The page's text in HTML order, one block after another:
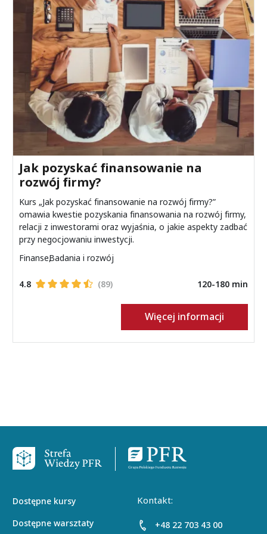
Przejdź do pełnego wpisu
Jak pozyskać finansowanie na
rozwój firmy?
Kurs „Jak pozyskać finansowanie na rozwój firmy?”
omawia kwestie pozyskania finansowania na rozwój firmy,
relacji z inwestorami oraz wyjaśnia, o jakie aspekty zadbać
przy negocjowaniu inwestycji.
120-180 min
4.8 (89)
FinanseBadania i rozwój
Więcej informacji
Stopka
Dostępne kursy
Dostępne warsztaty
Kontakt:
+48 22 703 43 00